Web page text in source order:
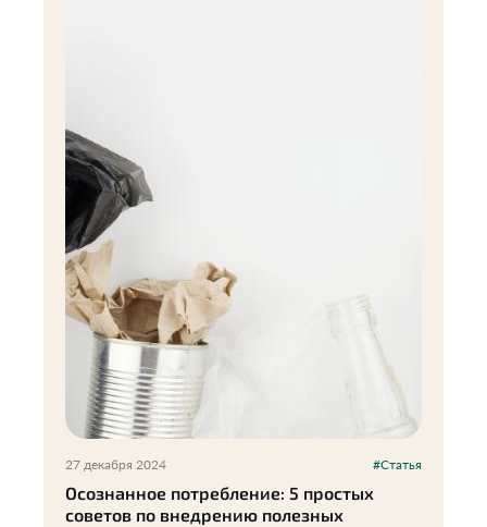
27 декабря 2024 #Статья
Осознанное потребление: 5 простых
советов по внедрению полезных